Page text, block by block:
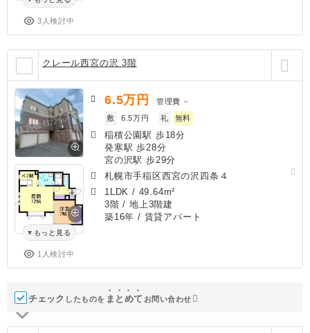
3人検討中
クレール西宮の沢 3階
もっと見る
1人検討中
6.5万円 管理費 －
敷
6.5万円 礼 無料
稲積公園駅 歩18分
発寒駅 歩28分
宮の沢駅 歩29分
札幌市手稲区西宮の沢四条４
1LDK / 49.64m²
3階 / 地上3階建
築16年 / 賃貸アパート
チェック したものを ま と めて お問い合わせ